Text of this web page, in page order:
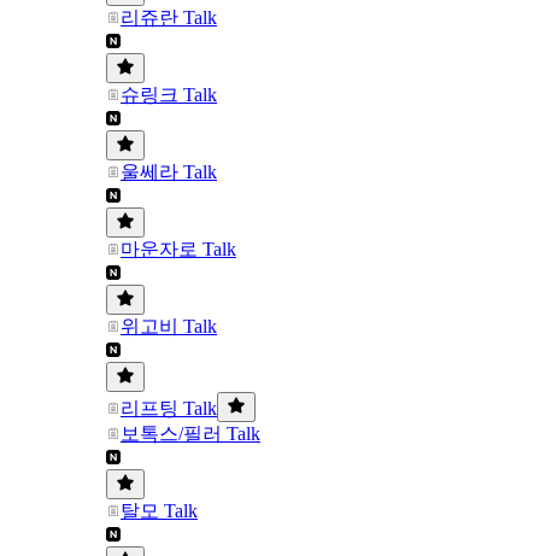
리쥬란 Talk
슈링크 Talk
울쎄라 Talk
마운자로 Talk
위고비 Talk
리프팅 Talk
보톡스/필러 Talk
탈모 Talk